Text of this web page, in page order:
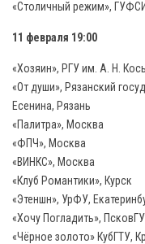
«Столичный режим»,
11 февраля 19:00
«Хозяин», РГУ им. А. Н.
«От души», Рязанский
Есенина, Рязань
«Палитра», Москва
«ФПЧ», Москва
«ВИНКС», Москва
«Клуб Романтики», Курск
«Этеншн», УрФУ,
«Хочу Погладить»,
«Чёрное золото» КубГТУ,